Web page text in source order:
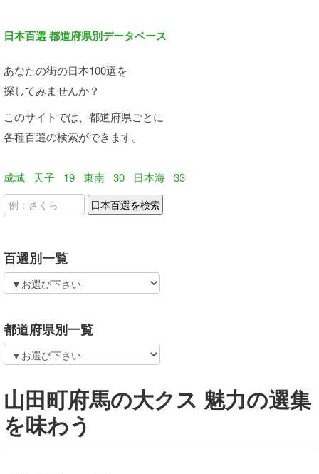
日本百選 都道府県別データベース
あなたの街の日本100選を
探してみませんか？
このサイトでは、都道府県ごとに
各種百選の検索ができます。
成城 天子 19 東南 30 日本海 33
百選別一覧
都道府県別一覧
山田町府馬の大クス 魅力の選集
を味わう